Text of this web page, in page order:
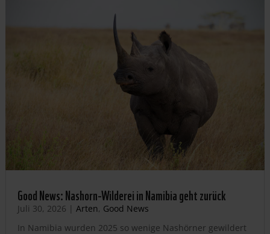
Good News: Nashorn-Wilderei in Namibia geht zurück
Juli 30, 2026 | Arten, Good News
In Namibia wurden 2025 so wenige Nashörner gewildert